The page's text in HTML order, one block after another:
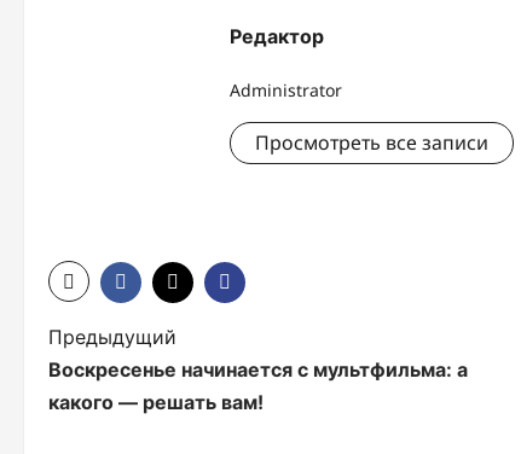
Редактор
Administrator
Просмотреть все записи
Н
а
Предыдущий
Воскресенье начинается с мультфильма: а
какого — решать вам!